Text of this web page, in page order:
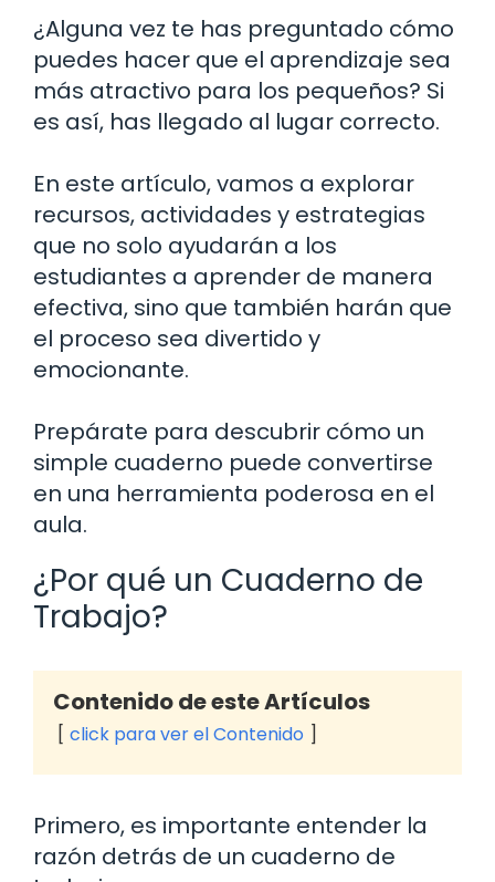
¿Alguna vez te has preguntado cómo
puedes hacer que el aprendizaje sea
más atractivo para los pequeños? Si
es así, has llegado al lugar correcto.
En este artículo, vamos a explorar
recursos, actividades y estrategias
que no solo ayudarán a los
estudiantes a aprender de manera
efectiva, sino que también harán que
el proceso sea divertido y
emocionante.
Prepárate para descubrir cómo un
simple cuaderno puede convertirse
en una herramienta poderosa en el
aula.
¿Por qué un Cuaderno de
Trabajo?
Contenido de este Artículos
click para ver el Contenido
Primero, es importante entender la
razón detrás de un cuaderno de